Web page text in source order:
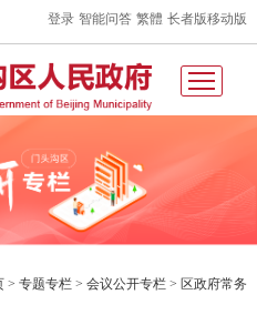
登录 智能问答 繁體 长者版移动版
> 专题专栏> 会议公开专栏> 区政府常务